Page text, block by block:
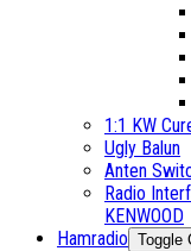
1:1 KW
Ugly Balun
Anten
Radio
KENWOOD
Hamradio Toggle